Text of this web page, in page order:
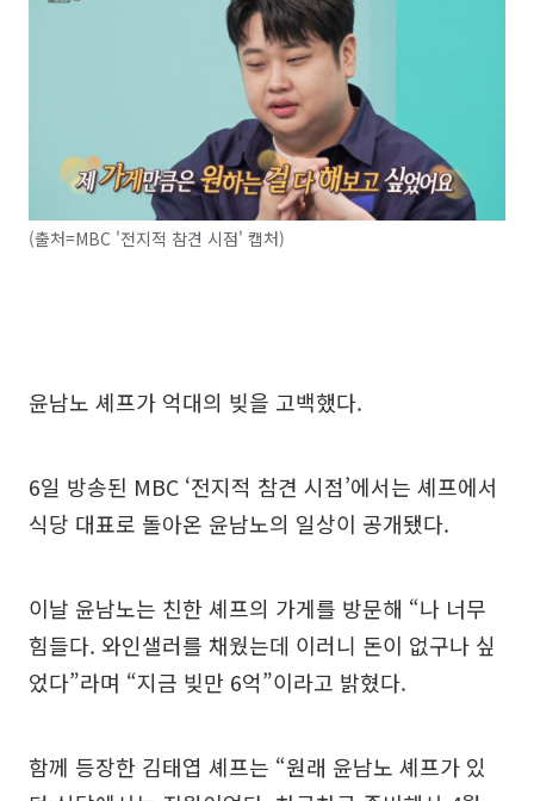
(출처=MBC '전지적 참견 시점' 캡처)
윤남노 셰프가 억대의 빚을 고백했다.
6일 방송된 MBC ‘전지적 참견 시점’에서는 셰프에서
식당 대표로 돌아온 윤남노의 일상이 공개됐다.
이날 윤남노는 친한 셰프의 가게를 방문해 “나 너무
힘들다. 와인샐러를 채웠는데 이러니 돈이 없구나 싶
었다”라며 “지금 빚만 6억”이라고 밝혔다.
함께 등장한 김태엽 셰프는 “원래 윤남노 셰프가 있